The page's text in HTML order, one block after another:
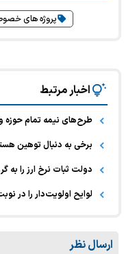
پروژه های
اخبار مرتبط
طرح‌های نیمه تمام حوزه
برخی به دنبال توهین
دولت ثبات نرخ ارز را به
لوایح اولویت‌دار را در
ارسال نظر